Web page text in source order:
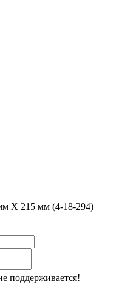
X 215 мм (4-18-294)
поддерживается!